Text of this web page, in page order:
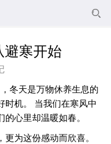

寒开始
冬天是万物休养生息的
时机。 当我们在寒风中
心里却温暖如春。
为这份感动而欣喜。